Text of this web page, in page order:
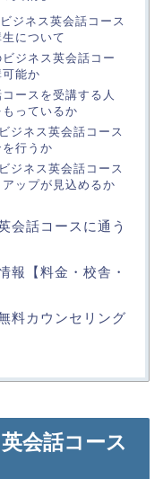
ジネス英会話コース
について
ジネス英会話コー
能か
ースを受講する人
っているか
ジネス英会話コース
行うか
ジネス英会話コース
ップが見込めるか
会話コースに通う
報【料金・校舎・
料カウンセリング
会話コース